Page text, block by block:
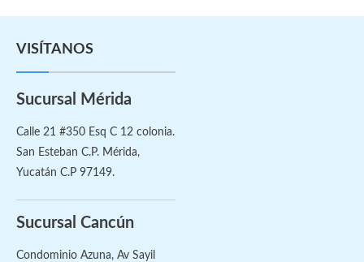
VISÍTANOS
Sucursal Mérida
Calle 21 #350 Esq C 12 colonia.
San Esteban C.P. Mérida,
Yucatán C.P 97149.
Sucursal Cancún
Condominio Azuna, Av Sayil